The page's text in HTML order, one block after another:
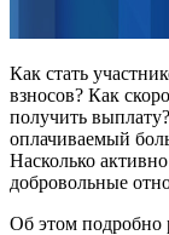
Как стать
взносов? Как
получить
оплачиваемый
Насколько
добровольные
Об этом подробно